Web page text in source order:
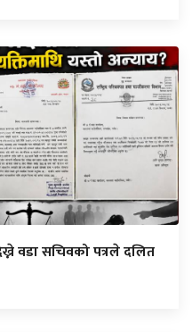
वडा सचिवको पत्रले दलित